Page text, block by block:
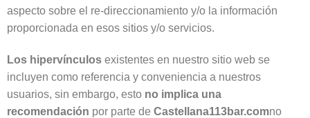
aspecto sobre el re-direccionamiento y/o la información
proporcionada en esos sitios y/o servicios.
Los hipervínculos existentes en nuestro sitio web se
incluyen como referencia y conveniencia a nuestros
usuarios, sin embargo, esto no implica una
recomendación por parte de Castellana113bar.comno